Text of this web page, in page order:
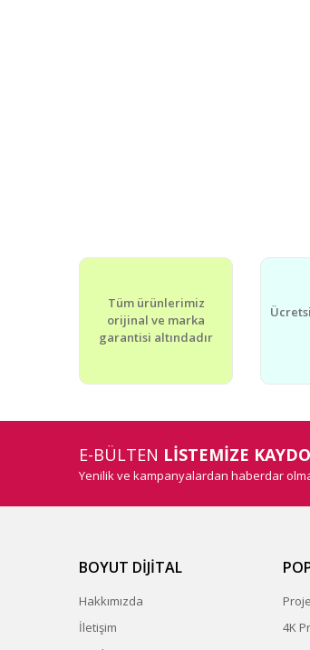
Tüm ürünlerimiz
orijinal ve marka
garantisi altındadır
E-BÜLTEN LİSTEMİZE
Yenilik ve kampanyalardan haberdar
BOYUT DİJİTAL
Hakkımızda
İletişim
4K